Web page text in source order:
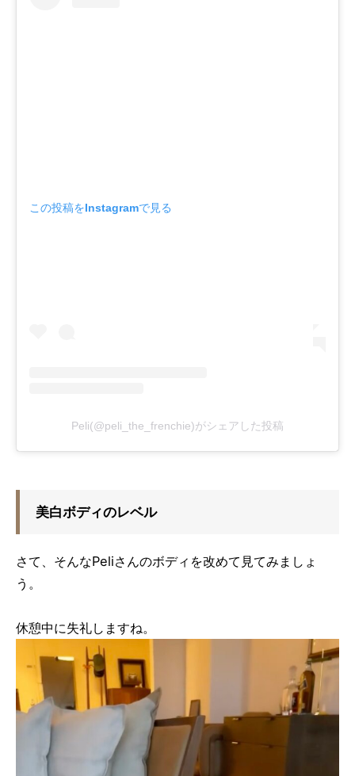
この投稿をInstagramで見る
Peli(@peli_the_frenchie)がシェアした投稿
美白ボディのレベル
さて、そんなPeliさんのボディを改めて見てみましょ
う。
休憩中に失礼しますね。